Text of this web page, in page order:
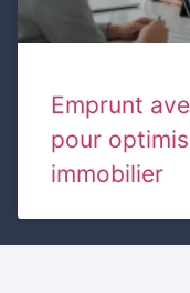
Emprunt
pour
immobilier